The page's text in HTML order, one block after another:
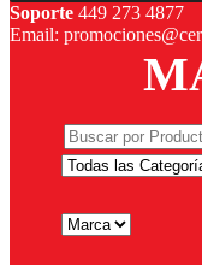
Soporte 449 273 4877
Email: